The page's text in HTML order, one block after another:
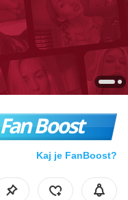
Fan Boost
Kaj je FanBoost?